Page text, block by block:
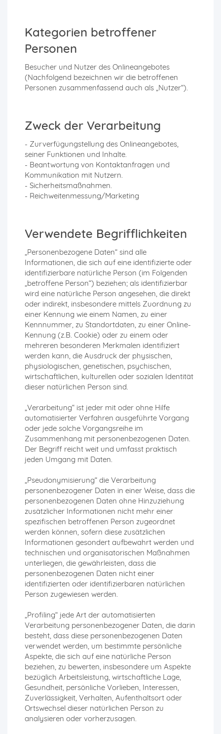
Kategorien betroffener
Personen
Besucher und Nutzer des Onlineangebotes
(Nachfolgend bezeichnen wir die betroffenen
Personen zusammenfassend auch als „Nutzer“).
Zweck der Verarbeitung
- Zurverfügungstellung des Onlineangebotes,
seiner Funktionen und Inhalte.
- Beantwortung von Kontaktanfragen und
Kommunikation mit Nutzern.
- Sicherheitsmaßnahmen.
- Reichweitenmessung/Marketing
Verwendete Begrifflichkeiten
„Personenbezogene Daten“ sind alle
Informationen, die sich auf eine identifizierte oder
identifizierbare natürliche Person (im Folgenden
„betroffene Person“) beziehen; als identifizierbar
wird eine natürliche Person angesehen, die direkt
oder indirekt, insbesondere mittels Zuordnung zu
einer Kennung wie einem Namen, zu einer
Kennnummer, zu Standortdaten, zu einer Online-
Kennung (z.B. Cookie) oder zu einem oder
mehreren besonderen Merkmalen identifiziert
werden kann, die Ausdruck der physischen,
physiologischen, genetischen, psychischen,
wirtschaftlichen, kulturellen oder sozialen Identität
dieser natürlichen Person sind.
„Verarbeitung“ ist jeder mit oder ohne Hilfe
automatisierter Verfahren ausgeführte Vorgang
oder jede solche Vorgangsreihe im
Zusammenhang mit personenbezogenen Daten.
Der Begriff reicht weit und umfasst praktisch
jeden Umgang mit Daten.
„Pseudonymisierung“ die Verarbeitung
personenbezogener Daten in einer Weise, dass die
personenbezogenen Daten ohne Hinzuziehung
zusätzlicher Informationen nicht mehr einer
spezifischen betroffenen Person zugeordnet
werden können, sofern diese zusätzlichen
Informationen gesondert aufbewahrt werden und
technischen und organisatorischen Maßnahmen
unterliegen, die gewährleisten, dass die
personenbezogenen Daten nicht einer
identifizierten oder identifizierbaren natürlichen
Person zugewiesen werden.
„Profiling“ jede Art der automatisierten
Verarbeitung personenbezogener Daten, die darin
besteht, dass diese personenbezogenen Daten
verwendet werden, um bestimmte persönliche
Aspekte, die sich auf eine natürliche Person
beziehen, zu bewerten, insbesondere um Aspekte
bezüglich Arbeitsleistung, wirtschaftliche Lage,
Gesundheit, persönliche Vorlieben, Interessen,
Zuverlässigkeit, Verhalten, Aufenthaltsort oder
Ortswechsel dieser natürlichen Person zu
analysieren oder vorherzusagen.